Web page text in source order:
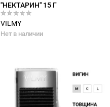
"НЕКТАРИН" 15 Г
VILMY
Нет в наличии